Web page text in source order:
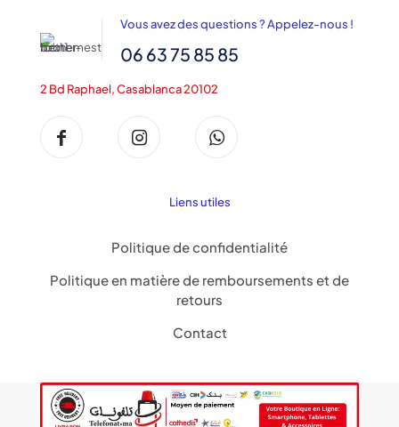
Vous avez des questions ? Appelez-nous !
06 63 75 85 85
2 Bd Raphael, Casablanca 20102
Liens utiles
Politique de confidentialité
Politique en matière de remboursements et de
retours
Contact